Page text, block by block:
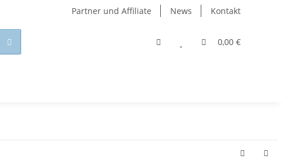
Partner und Affiliate News Kontakt
0,00 €